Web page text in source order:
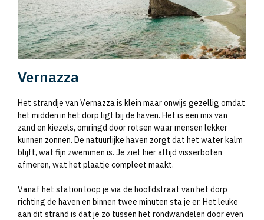
Vernazza
Het strandje van Vernazza is klein maar onwijs gezellig omdat
het midden in het dorp ligt bij de haven. Het is een mix van
zand en kiezels, omringd door rotsen waar mensen lekker
kunnen zonnen. De natuurlijke haven zorgt dat het water kalm
blijft, wat fijn zwemmen is. Je ziet hier altijd visserboten
afmeren, wat het plaatje compleet maakt.
Vanaf het station loop je via de hoofdstraat van het dorp
richting de haven en binnen twee minuten sta je er. Het leuke
aan dit strand is dat je zo tussen het rondwandelen door even